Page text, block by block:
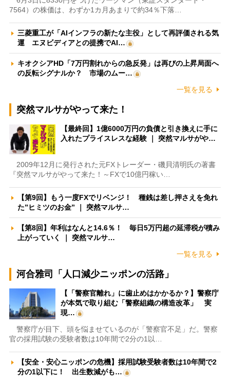
7564）の株価は、わずか1カ月あまりで約34％下落…
三菱重工が「AIインフラの新たな主役」として再評価される気
運 エヌビディアとの提携でAI…
キオクシアHD「7万円割れからの急反発」は再びの上昇局面へ
の反転シグナルか？ 市場のムー…
一覧を見る
突然マルサがやって来た！
【最終回】1億6000万円の負債と引き換えに手に
入れたプライスレスな経験 ｜ 突然マルサがや…
2009年12月に発行された元FXトレーダー・磯貝清明氏の著書
『突然マルサがやって来た！～FXで10億円稼い…
【第9回】もう一度FXでリベンジ！ 種銭は差し押さえを免れ
た”ヒミツのお金” ｜ 突然マルサ…
【第8回】年利はなんと14.6％！ 毎日5万円超の延滞税が積み
上がっていく ｜ 突然マルサ…
一覧を見る
河合雅司「人口減少ニッポンの活路」
【「警察官離れ」に歯止めはかかるか？】警察庁
が本気で取り組む「警察組織の構造改革」 実
現…
警察庁が目下、頭を悩ませているのが「警察官不足」だ。警察
官の採用試験の受験者数は10年間で2分の1以…
【安全・安心ニッポンの危機】採用試験受験者数は10年間で2
分の1以下に！ 出生数減がも…